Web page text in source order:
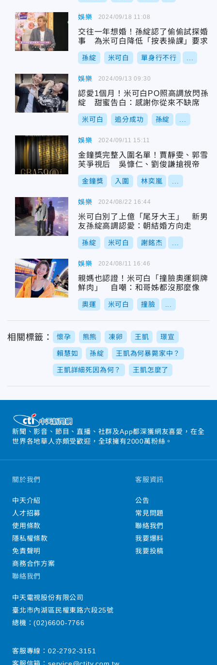
娛樂
交往一年想婚！孫綻認了偷偷試探婚
事 為米可白降低「按表操課」要求
孫綻 米可白 單身行不行
2024/09/18 11:08
娛樂
認愛1個月！米可白PO照高調放閃孫
綻 甜蜜告白：感謝你從來不缺席
米可白 追分成功 孫綻
2024/09/13 09:30
娛樂
金鐘獎完整入圍名單！賈靜雯、郭雪
芙爭視后 吳慷仁、劉俊謙搶視帝
金鐘獎 入圍 林奕嵐
2024/09/11 15:11
娛樂
米可白別了上億「尾牙大王」 新男
友孫綻高調認愛：朝結婚方向走
孫綻 米可白 謝銘杰
2024/08/22 16:44
娛樂
親媽也認證！米可白「撞臉奧運銅牌
鮮肉」 自嘲：和哥姊都沒那麼像
奧運 米可白 撞臉
2024/08/11 16:46
相關標籤： 懷孕 熊熊 凍卵 王凱 璟宣
賴慧如 孫綻 王凱為何暴斃家中？
王凱詳細死因為何？ 王凱怎麼了
新聞、影音、節目、直播、社群及App都深獲網友喜愛，在全
世界各地華人亦頗受歡迎，全球擁有2000萬粉絲。
關於我們
中天介紹
人才招募
使用條款
隱私權條款
免責聲明
商務合作方案
客服資訊
公告
常見問題
聯絡我們
我要爆料
我要投稿
聯絡我們
中天電視股份有限公司
臺北市內湖區民權東路六段25號
總機：(02)6600-7766
客服專線： 02-2792-3151